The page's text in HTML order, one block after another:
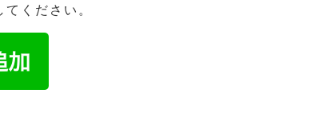
ください。